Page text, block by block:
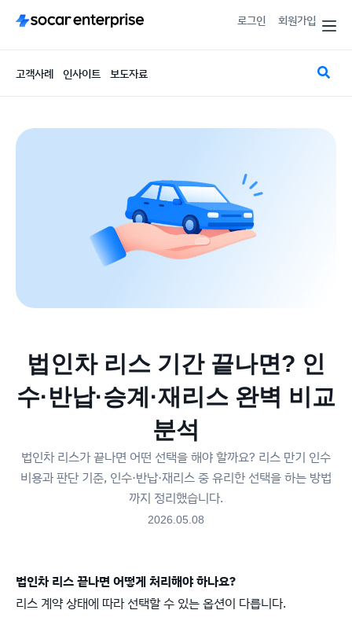
로그인 회원가입
고객사례 인사이트 보도자료
법인차 리스 기간 끝나면? 인
수·반납·승계·재리스 완벽 비교
분석
법인차 리스가 끝나면 어떤 선택을 해야 할까요? 리스 만기 인수
비용과 판단 기준, 인수·반납·재리스 중 유리한 선택을 하는 방법
까지 정리했습니다.
2026.05.08
법인차 리스 끝나면 어떻게 처리해야 하나요?
리스 계약 상태에 따라 선택할 수 있는 옵션이 다릅니다.